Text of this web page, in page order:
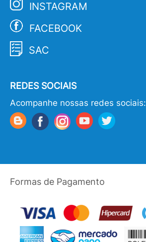
INSTAGRAM
FACEBOOK
SAC
REDES SOCIAIS
Acompanhe nossas redes sociais:
Formas de Pagamento